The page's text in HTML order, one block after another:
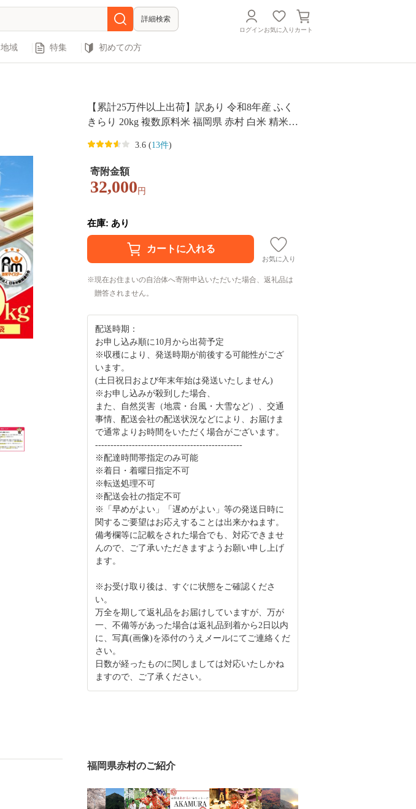
詳細検索
ログインお気に入り カート
地域 特集 初めての方
【累計25万件以上出荷】訳あり 令和8年産 ふく
きらり 20kg 複数原料米 福岡県 赤村 白米 精米
と人気 ランキング (品番:3X2)
3.6 (13件)
寄附金額
32,000 円
在庫: あり
お気に入り
現在お住まいの自治体へ寄附申込いただいた場合、返礼品は
贈答されません。
配送時期：
お申し込み順に10月から出荷予定
※収穫により、発送時期が前後する可能性がござ
います。
(土日祝日および年末年始は発送いたしません)
※お申し込みが殺到した場合、
また、自然災害（地震・台風・大雪など）、交通
事情、配送会社の配送状況などにより、お届けま
で通常よりお時間をいただく場合がございます。
------------------------------------------------
※配達時間帯指定のみ可能
※着日・着曜日指定不可
※転送処理不可
※配送会社の指定不可
※「早めがよい」「遅めがよい」等の発送日時に
関するご要望はお応えすることは出来かねます。
備考欄等に記載をされた場合でも、対応できませ
んので、ご了承いただきますようお願い申し上げ
ます。
※お受け取り後は、すぐに状態をご確認くださ
い。
万全を期して返礼品をお届けしていますが、万が
一、不備等があった場合は返礼品到着から2日以内
に、写真(画像)を添付のうえメールにてご連絡くだ
さい。
日数が経ったものに関しましては対応いたしかね
ますので、ご了承ください。
福岡県赤村のご紹介